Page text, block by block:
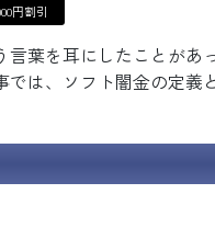
円割引
言葉を耳にしたことが
では、ソフト闇金の定義